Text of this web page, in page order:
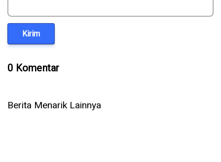
Kirim
0 Komentar
Berita Menarik Lainnya